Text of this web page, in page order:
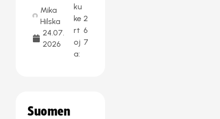
Mika
Hilska
24.07.
2026
ku
ke
rt
oj
a:
2
6
7
Suomen